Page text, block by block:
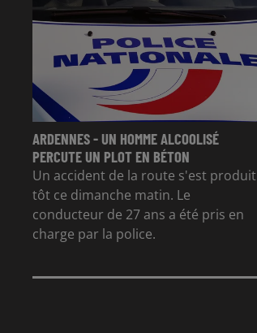
ARDENNES - UN HOMME ALCOOLISÉ
PERCUTE UN PLOT EN BÉTON
Un accident de la route s'est produit
tôt ce dimanche matin. Le
conducteur de 27 ans a été pris en
charge par la police.